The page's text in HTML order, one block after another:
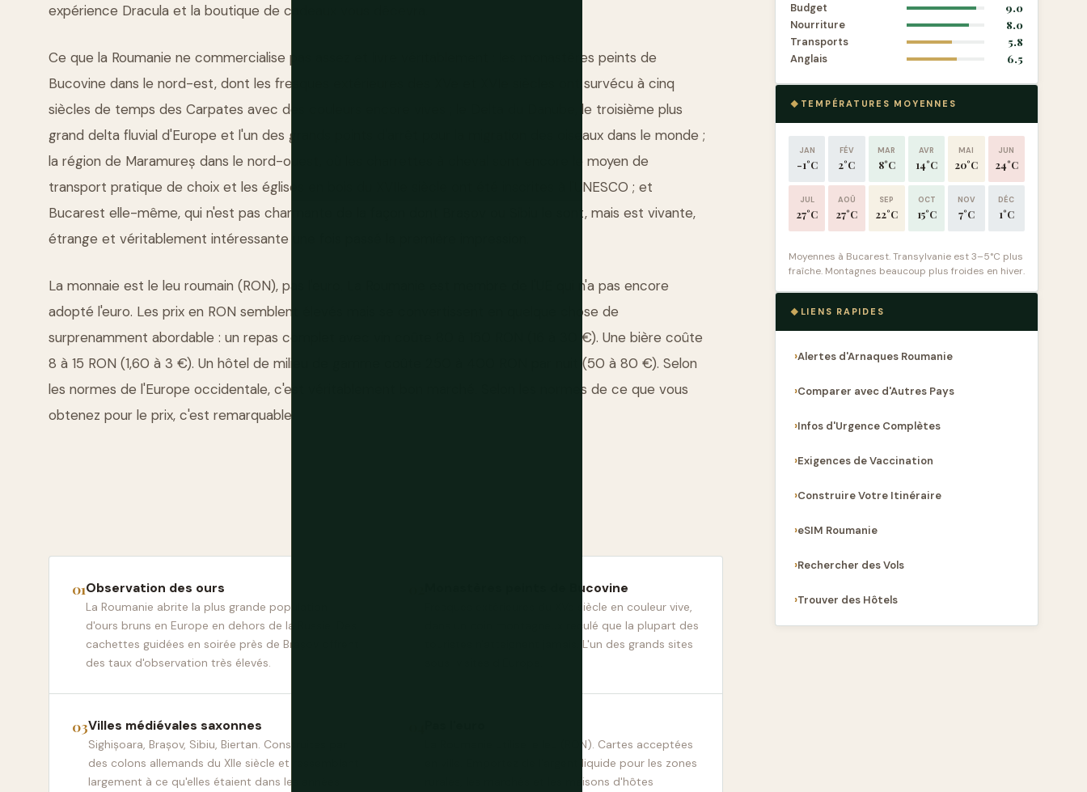
expérience Dracula et la boutique de cadeaux vous décevra.
Ce que la Roumanie ne commercialise pas assez et livre véritablement : les monastères peints de
Bucovine dans le nord-est, dont les fresques extérieures des XVe et XVIe siècles ont survécu à cinq
siècles de temps des Carpates avec des couleurs encore vives ; le Delta du Danube, le troisième plus
grand delta fluvial d'Europe et l'un des grands points d'arrêt pour la migration des oiseaux dans le monde ;
la région de Maramureș dans le nord-ouest, où les charrettes à cheval sont encore le moyen de
transport pratique de choix et les églises en bois du XVIIe siècle ont été inscrites à l'UNESCO ; et
Bucarest elle-même, qui n'est pas charmante de la façon dont Brașov ou Sibiu le sont, mais est vivante,
étrange et véritablement intéressante une fois passé la première impression.
La monnaie est le leu roumain (RON), pas l'euro. La Roumanie est membre de l'UE qui n'a pas encore
adopté l'euro. Les prix en RON semblent élevés mais se convertissent en quelque chose de
surprenamment abordable : un repas complet avec vin coûte 80 à 150 RON (16 à 30 €). Une bière coûte
8 à 15 RON (1,60 à 3 €). Un hôtel de milieu de gamme coûte 250 à 400 RON par nuit (50 à 80 €). Selon
les normes de l'Europe occidentale, c'est véritablement bon marché. Selon les normes de ce que vous
obtenez pour le prix, c'est remarquable.
Observation des ours
La Roumanie abrite la plus grande population
d'ours bruns en Europe en dehors de la Russie. Des
cachettes guidées en soirée près de Brașov offrent
des taux d'observation très élevés.
Monastères peints de Bucovine
Fresques extérieures du XVe siècle en couleur vive,
dans un coin montagneux reculé que la plupart des
touristes n'atteignent jamais. L'un des grands sites
Villes médiévales saxonnes
Sighișoara, Brașov, Sibiu, Biertan. Construites par
des colons allemands du XIIe siècle et ressemblant
largement à ce qu'elles étaient dans les années
La Roumanie utilise le leu (RON). Cartes acceptées
en ville. Emportez de l'argent liquide pour les zones
rurales, les marchés et les maisons d'hôtes
Budget
9.0
Nourriture
8.0
Transports
5.8
Anglais
6.5
TEMPÉRATURES MOYENNES
JAN
-1°C
FÉV
2°C
MAR
8°C
AVR
14°C
MAI
20°C
JUN
24°C
JUL
27°C
AOÛ
27°C
SEP
22°C
OCT
15°C
NOV
7°C
DÉC
1°C
Moyennes à Bucarest. Transylvanie est 3–5°C plus
fraîche. Montagnes beaucoup plus froides en hiver.
LIENS RAPIDES
Alertes d'Arnaques Roumanie
Comparer avec d'Autres Pays
Infos d'Urgence Complètes
Exigences de Vaccination
Construire Votre Itinéraire
eSIM Roumanie
Rechercher des Vols
Trouver des Hôtels